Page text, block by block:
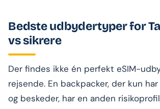
Bedste udbydertyper for
vs sikrere
Der findes ikke én perfekt eSIM-
rejsende. En backpacker, der kun
og beskeder, har en anden